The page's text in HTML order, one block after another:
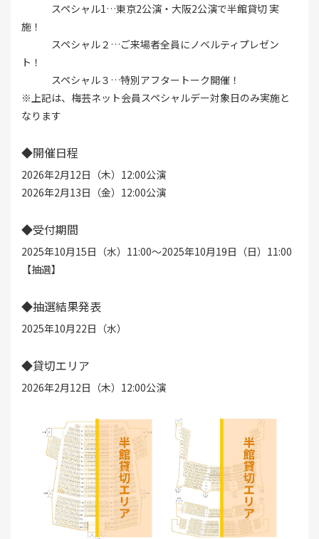
スペシャル1…東京2公演・大阪2公演で半館貸切 実
施！
スペシャル２…ご来場者全員にノベルティプレゼン
ト！
スペシャル３…特別アフタートーク開催！
※上記は、梅芸ネット会員スペシャルデー対象日のみ実施と
なります
◆開催日程
2026年2月12日（木）12:00公演
2026年2月13日（金）12:00公演
◆受付期間
2025年10月15日（水）11:00～2025年10月19日（日）11:00
【抽選】
◆抽選結果発表
2025年10月22日（水）
◆貸切エリア
2026年2月12日（木）12:00公演